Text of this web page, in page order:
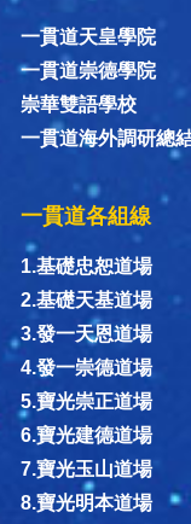
一貫道天皇學院
一貫道崇德學院
崇華雙語學校
一貫道海外調研總
一貫道各組線
1.基礎忠恕道場
2.基礎天基道場
3.發一天恩道場
4.發一崇德道場
5.寶光崇正道場
6.寶光建德道場
7.寶光玉山道場
8.寶光明本道場